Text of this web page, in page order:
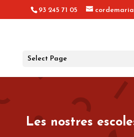
93 245 71 05
Select Page
Les nostres